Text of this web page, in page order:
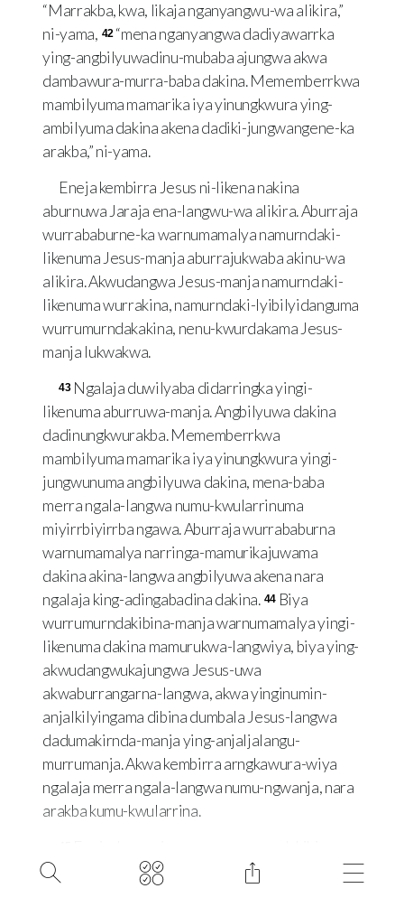
“Marrakba, kwa, likaja nganyangwu-wa alikira,”
ni-yama, 42 “mena nganyangwa dadiyawarrka
ying-angbilyuwadinu-mubaba ajungwa akwa
dambawura-murra-baba dakina. Mememberrkwa
mambilyuma mamarika iya yinungkwura ying-
ambilyuma dakina akena dadiki-jungwangene-ka
arakba,” ni-yama.
Eneja kembirra Jesus ni-likena nakina
aburnuwa Jaraja ena-langwu-wa alikira. Aburraja
wurrababurne-ka warnumamalya namurndaki-
likenuma Jesus-manja aburrajukwaba akinu-wa
alikira. Akwudangwa Jesus-manja namurndaki-
likenuma wurrakina, namurndaki-lyibilyidanguma
wurrumurndakakina, nenu-kwurdakama Jesus-
manja lukwakwa.
43 Ngalaja duwilyaba didarringka yingi-
likenuma aburruwa-manja. Angbilyuwa dakina
dadinungkwurakba. Mememberrkwa
mambilyuma mamarika iya yinungkwura yingi-
jungwunuma angbilyuwa dakina, mena-baba
merra ngala-langwa numu-kwularrinuma
miyirrbiyirrba ngawa. Aburraja wurrababurna
warnumamalya narringa-mamurikajuwama
dakina akina-langwa angbilyuwa akena nara
ngalaja king-adingabadina dakina. 44 Biya
wurrumurndakibina-manja warnumamalya yingi-
likenuma dakina mamurukwa-langwiya, biya ying-
akwudangwukajungwa Jesus-uwa
akwaburrangarna-langwa, akwa yinginumin-
anjalkilyingama dibina dumbala Jesus-langwa
dadumakirnda-manja ying-anjaljalangu-
murrumanja. Akwa kembirra arngkawura-wiya
ngalaja merra ngala-langwa numu-ngwanja, nara
arakba kumu-kwularrina.
warnumamalya, “Angkaburra bi-lyingama?” ni-